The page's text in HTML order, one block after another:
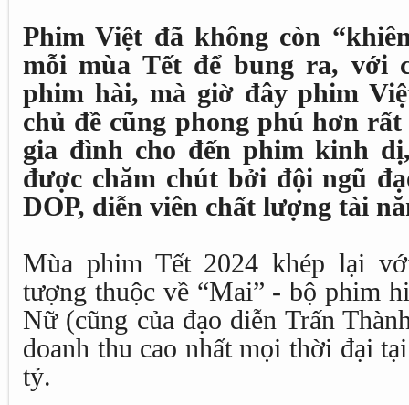
Phim Việt đã không còn
mỗi mùa Tết để bung ra, với
phim hài, mà giờ đây phim
chủ đề cũng phong phú hơn
gia đình cho đến phim kinh
được chăm chút bởi đội ngũ
DOP, diễn viên chất lượng tài
Mùa phim Tết 2024 khép lại
tượng thuộc về “Mai” - bộ phim
Nữ (cũng của đạo diễn Trấn
doanh thu cao nhất mọi thời đại
tỷ.